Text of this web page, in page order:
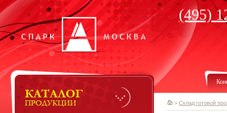
(495)
> Склад готовой